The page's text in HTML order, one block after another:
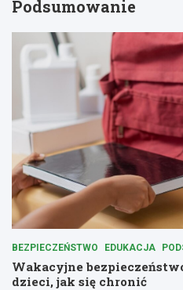
Podsumowanie
BEZPIECZEŃSTWO EDUKACJA
Wakacyjne
dzieci, jak się chronić